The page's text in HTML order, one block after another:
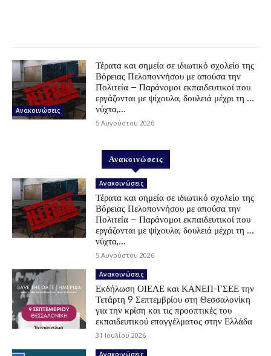
Ανακοινώσεις
Τέρατα και σημεία σε ιδιωτικό σχολείο της
Βόρειας Πελοποννήσου με απούσα την
Πολιτεία – Παράνομοι εκπαιδευτικοί που
εργάζονται με ψίχουλα, δουλειά μέχρι τη …
νύχτα,...
5 Αυγούστου 2026
Ανακοινώσεις
Ανακοινώσεις
Τέρατα και σημεία σε ιδιωτικό σχολείο της
Βόρειας Πελοποννήσου με απούσα την
Πολιτεία – Παράνομοι εκπαιδευτικοί που
εργάζονται με ψίχουλα, δουλειά μέχρι τη …
νύχτα,...
5 Αυγούστου 2026
Ανακοινώσεις
Εκδήλωση ΟΙΕΛΕ και ΚΑΝΕΠ-ΓΣΕΕ την
Τετάρτη 9 Σεπτεμβρίου στη Θεσσαλονίκη
για την κρίση και τις προοπτικές του
εκπαιδευτικού επαγγέλματος στην Ελλάδα
31 Ιουλίου 2026
Ανακοινώσεις